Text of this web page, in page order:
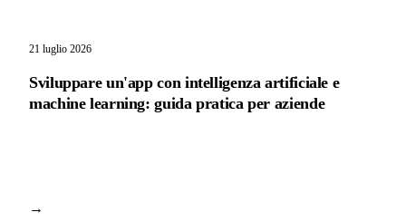
21 luglio 2026
Sviluppare un'app con intelligenza artificiale e
machine learning: guida pratica per aziende
→